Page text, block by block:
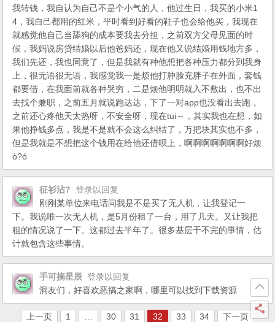
我转钱，我自认为自己不是个小气的人，他过生日，我买的小米1
4，我自己都用的红米，平时看到好看的鞋子也会给他买，我现在
就感觉他自己当舔狗的成本要我去分担，之前双方父母见面的时
候，我妈说房贷结婚以后他爸妈还，现在他又说结婚用钱地方多，
我们先还，我也同意了，但是我就有种他想把各种压力都分到我身
上，很无语很无语，我感觉我一是烦他打肿脸充胖子在外面，套钱
都要借，在我面前就各种哭穷，二是烦他明明就入不敷出，也不出
去找个兼职，之前五月就说跑达达，下了一对app也没看出去跑，
之前还心疼他天太热呀，不安全呀，现在tui～，其实我也在想，如
果他挣钱多点，我是不是就不会这么纠结了，万把块其实也不多，
但是我就是不想把这个钱用在给他还借呗上，啊啊啊啊啊啊啊好烦
ò?ó
征衫沾? 登录以回复
刚刚某单位来电话问我是不是买了无人机，让我登记一
下。我说唯一次无人机，是5月份租了一台，用了几天。又让我把
租的情况说了一下。这都过去半年了。很多基层干不完的事情，估
计就包含这些事情。
手可摘星辰 登录以回复
洞友们，好喜欢恶搞之家啊，哪里可以找到下载资源
上一页 1 30 31 32 33 34 下一页